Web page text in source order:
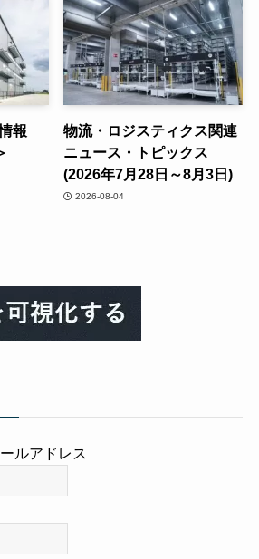
報
物流・ロジスティクス関連
ニュース・トピックス
(2026年7月28日～8月3日)
2026-08-04
ルアドレス